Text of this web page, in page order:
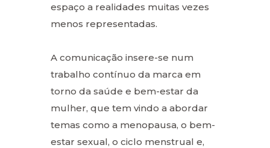
espaço a realidades muitas vezes
menos representadas.
A comunicação insere-se num
trabalho contínuo da marca em
torno da saúde e bem-estar da
mulher, que tem vindo a abordar
temas como a menopausa, o bem-
estar sexual, o ciclo menstrual e,